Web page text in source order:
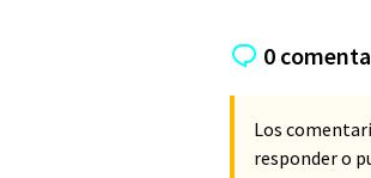
0
Los
responder o